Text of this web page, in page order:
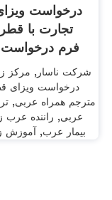
درخواست
تجارت با قطر
فرم درخواست
شرکت ناسار, مرکز
درخواست ویزای
مترجم همراه عربی,
عربی, راننده عرب
بیمار عرب, آموزش